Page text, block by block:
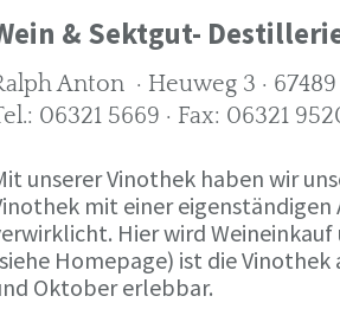
& Sektgut-
Anton · Heuweg 3 ·
06321 5669 · Fax: 06321
unserer Vinothek haben wir
mit einer
Hier wird
Homepage) ist die
Oktober erlebbar.